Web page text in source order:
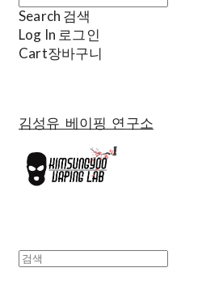
Search 검색
Log In 로그인
Cart장바구니
김성유 베이핑 연구소